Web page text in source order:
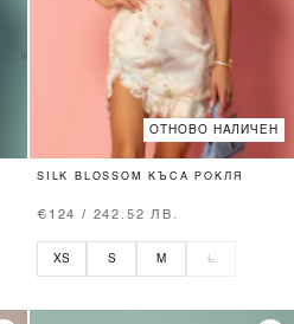
ОТНОВО НАЛИЧЕН
SILK BLOSSOM КЪСА РОКЛЯ
€124 / 242.52 ЛВ.
XS S M L